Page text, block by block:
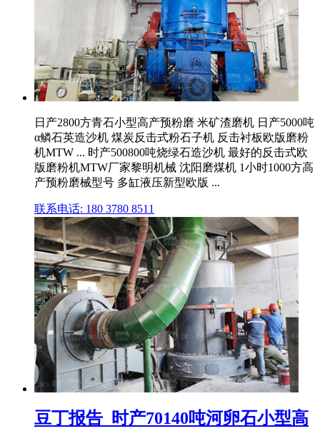
日产2800方青石小型高产预粉磨 米矿渣磨机 日产5000吨
α鳞石英造沙机 煤炭反击式粉石子机 反击衬板欧版磨粉
机MTW ... 时产500800吨烧绿石造沙机 最好的反击式欧
版磨粉机MTW厂家黎明机械 沈阳磨煤机 1小时1000方高
产预粉磨械型号 多缸液压新型欧版 ...
联系电话: 180 3780 8511
豆丁报告_时产70140吨河卵石小型高